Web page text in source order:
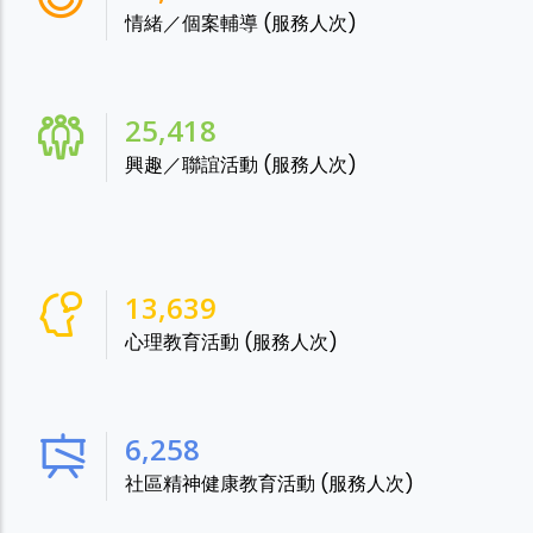
情緒／個案輔導 (服務人次)
28,865
興趣／聯誼活動 (服務人次)
15,488
心理教育活動 (服務人次)
7,106
社區精神健康教育活動 (服務人次)